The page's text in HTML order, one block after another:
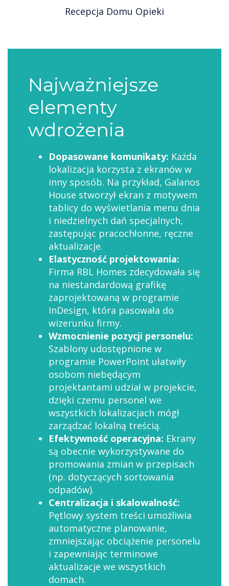
Recepcja Domu Opieki
Najważniejsze
elementy
wdrożenia
Dopasowane komunikaty: Każda
lokalizacja korzysta z ekranów w
inny sposób. Na przykład, Galanos
House stworzył ekran z motywem
tablicy do wyświetlania menu dnia
i niedzielnych dań specjalnych,
zastępując pracochłonne, ręczne
aktualizacje.
Elastyczność projektowania:
Firma RBL Homes zdecydowała się
na niestandardową grafikę
zaprojektowaną w programie
InDesign, która pasowała do
wizerunku firmy.
Wzmocnienie pozycji personelu:
Szablony udostępnione w
programie PowerPoint ułatwiły
osobom niebędącym
projektantami udział w projekcie,
dzięki czemu personel we
wszystkich lokalizacjach mógł
zarządzać lokalną treścią.
Efektywność operacyjna: Ekrany
są obecnie wykorzystywane do
promowania zmian w przepisach
(np. dotyczących sortowania
odpadów).
Centralizacja i skalowalność:
Pętlowy system treści umożliwia
automatyczne planowanie,
zmniejszając obciążenie personelu
i zapewniając terminowe
aktualizacje we wszystkich
domach.